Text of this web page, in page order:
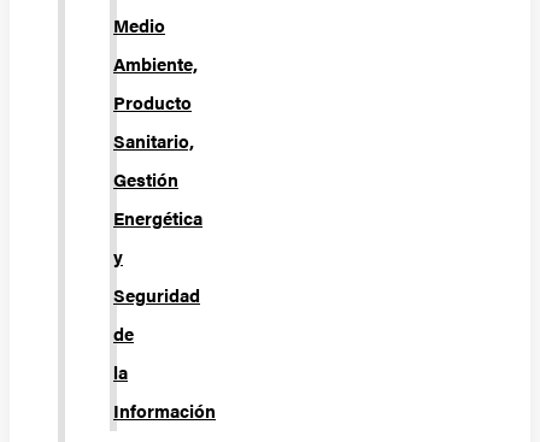
Medio
Ambiente,
Producto
Sanitario,
Gestión
Energética
y
Seguridad
de
la
Información